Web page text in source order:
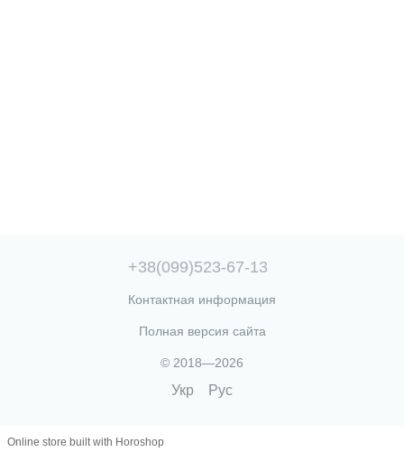
+38(099)523-67-13
Контактная информация
Полная версия сайта
© 2018—2026
Укр Рус
Online store built with Horoshop